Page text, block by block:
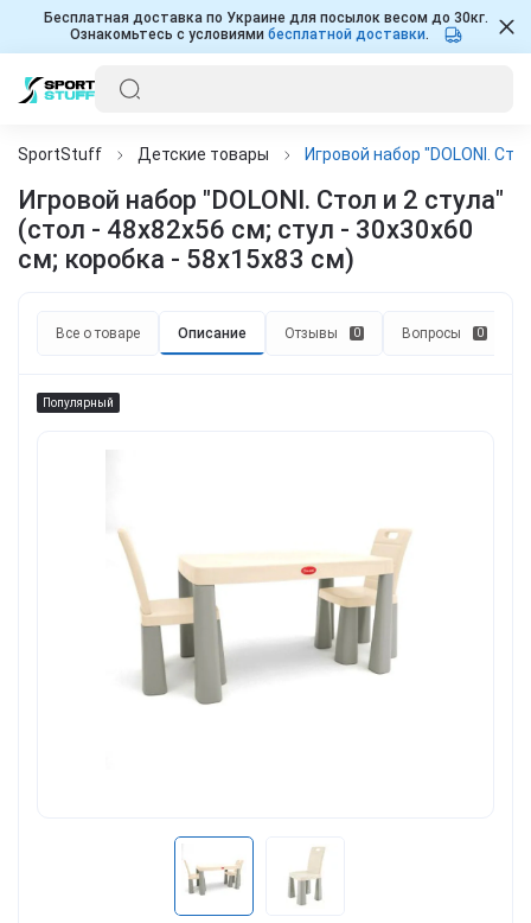
Бесплатная доставка по Украине для посылок весом до 30кг.
Ознакомьтесь с условиями бесплатной доставки.
SportStuff Детские товары Игровой набор "DOLONI.
Игровой набор "DOLONI. Cтол и 2 стула"
(стол - 48х82х56 см; стул - 30х30х60
см; коробка - 58х15х83 см)
Все о товаре Описание Отзывы 0 Вопросы 0
Популярный